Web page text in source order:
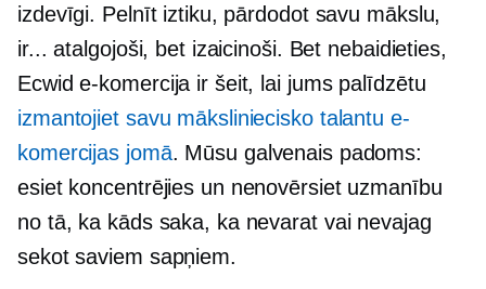
izdevīgi. Pelnīt iztiku, pārdodot savu mākslu,
ir... atalgojoši, bet izaicinoši. Bet nebaidieties,
Ecwid e-komercija ir šeit, lai jums palīdzētu
izmantojiet savu māksliniecisko talantu e-
komercijas jomā. Mūsu galvenais padoms:
esiet koncentrējies un nenovērsiet uzmanību
no tā, ka kāds saka, ka nevarat vai nevajag
sekot saviem sapņiem.